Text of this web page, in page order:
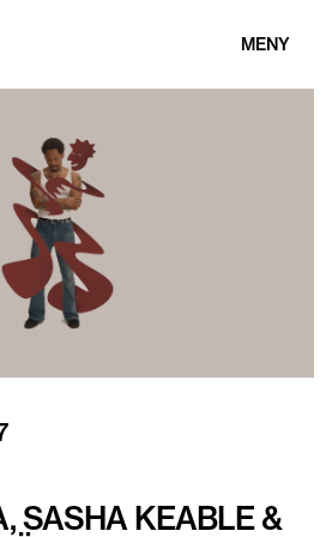
MENY
SASHA KEABLE &